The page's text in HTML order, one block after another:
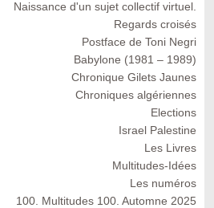
Naissance d'un sujet collectif virtuel.
Regards croisés
Postface de Toni Negri
Babylone (1981 – 1989)
Chronique Gilets Jaunes
Chroniques algériennes
Elections
Israel Palestine
Les Livres
Multitudes-Idées
Les numéros
100. Multitudes 100. Automne 2025